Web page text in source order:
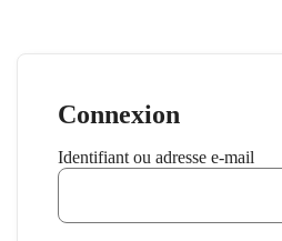
Connexion
Identifiant ou adresse e-mail